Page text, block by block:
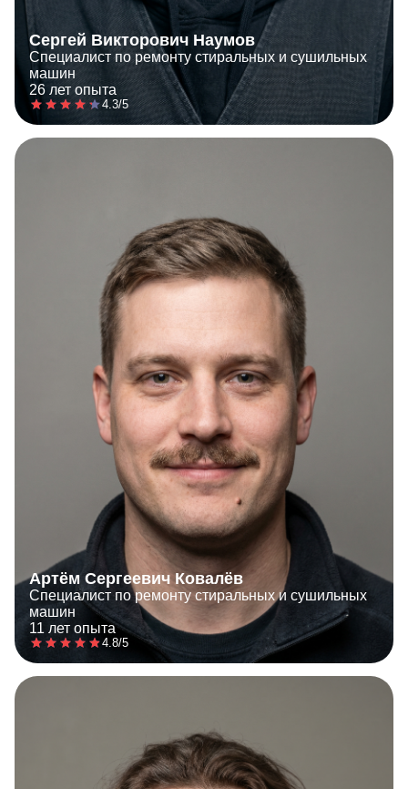
Сергей Викторович Наумов
Специалист по ремонту стиральных и сушильных
машин
26 лет опыта
4.3/5
Артём Сергеевич Ковалёв
Специалист по ремонту стиральных и сушильных
машин
11 лет опыта
4.8/5